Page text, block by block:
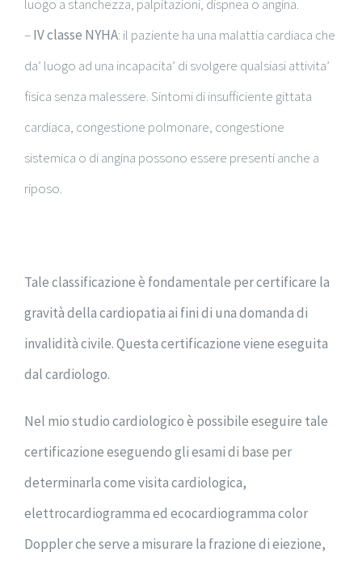
luogo a stanchezza, palpitazioni, dispnea o angina.
–IV classe NYHA: il paziente ha una malattia cardiaca che
da’ luogo ad una incapacita’ di svolgere qualsiasi attivita’
fisica senza malessere. Sintomi di insufficiente gittata
cardiaca, congestione polmonare, congestione
sistemica o di angina possono essere presenti anche a
riposo.
Tale classificazione è fondamentale per certificare la
gravità della cardiopatia ai fini di una domanda di
invalidità civile. Questa certificazione viene eseguita
dal cardiologo.
Nel mio studio cardiologico è possibile eseguire tale
certificazione eseguendo gli esami di base per
determinarla come visita cardiologica,
elettrocardiogramma ed ecocardiogramma color
Doppler che serve a misurare la frazione di eiezione,